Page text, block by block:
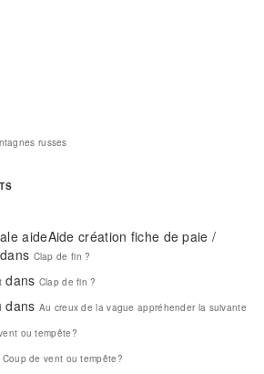
russes
aideAide création fiche de paie /
dans Clap de fin ?
dans Clap de fin ?
dans Au creux de la vague appréhender la suivante
ou tempête?
Coup de vent ou tempête?